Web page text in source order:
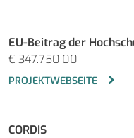
EU-Beitrag der
€ 347.750,00
PROJEKTWEBSEITE
CORDIS